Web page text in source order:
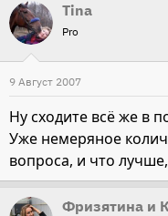
Tina
Pro
9 Август 2007
Ну сходите всё же в
Уже немеряное
вопроса, и что
Фризятина и